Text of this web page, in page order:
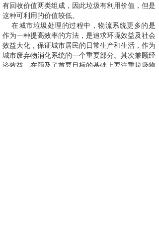
有回收价值两类组成，因此垃圾有利用价值，但是
这种可利用的价值较低。
在城市垃圾处理的过程中，物流系统更多的是
作为一种提高效率的方法，是追求环境效益及社会
效益大化，保证城市居民的日常生产和生活，作为
城市废弃物消化系统的一个重要部分。其次兼顾经
济效益，在顾及了首要目标的基础上要注重垃圾物